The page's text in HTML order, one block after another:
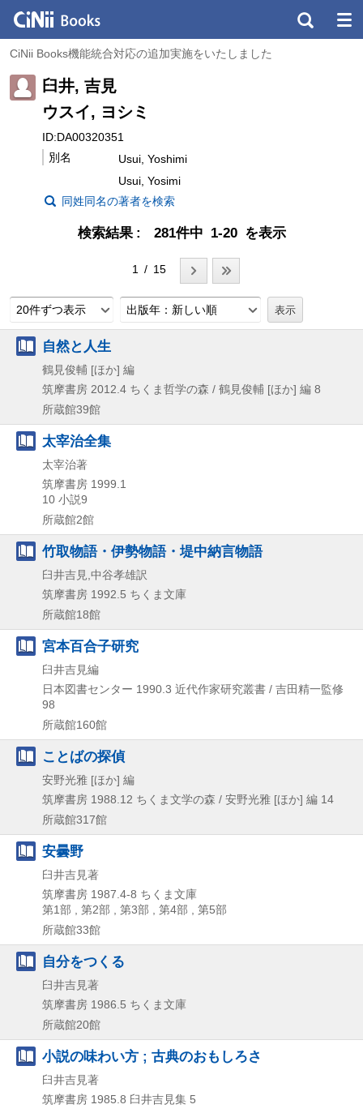
CiNii Books機能統合対応の追加実施をいたしました
臼井, 吉見
ウスイ, ヨシミ
ID:DA00320351
別名
Usui, Yoshimi
Usui, Yosimi
同姓同名の著者を検索
検索結果 281件中 1-20 を表示
1 / 15
20件ずつ表示 出版年：新しい順
自然と人生
鶴見俊輔 [ほか] 編
筑摩書房 2012.4 ちくま哲学の森 / 鶴見俊輔 [ほか] 編 8
所蔵館39館
太宰治全集
太宰治著
筑摩書房 1999.1
10 小説9
所蔵館2館
竹取物語・伊勢物語・堤中納言物語
臼井吉見,中谷孝雄訳
筑摩書房 1992.5 ちくま文庫
所蔵館18館
宮本百合子研究
臼井吉見編
日本図書センター 1990.3 近代作家研究叢書 / 吉田精一監修
98
所蔵館160館
ことばの探偵
安野光雅 [ほか] 編
筑摩書房 1988.12 ちくま文学の森 / 安野光雅 [ほか] 編 14
所蔵館317館
安曇野
臼井吉見著
筑摩書房 1987.4-8 ちくま文庫
第1部 , 第2部 , 第3部 , 第4部 , 第5部
所蔵館33館
自分をつくる
臼井吉見著
筑摩書房 1986.5 ちくま文庫
所蔵館20館
小説の味わい方 ; 古典のおもしろさ
臼井吉見著
筑摩書房 1985.8 臼井吉見集 5